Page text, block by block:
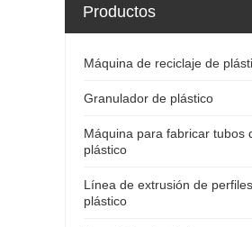
Productos
Máquina de reciclaje de
Granulador de plástico
Máquina para fabricar tubos
plástico
Línea de extrusión de
plástico